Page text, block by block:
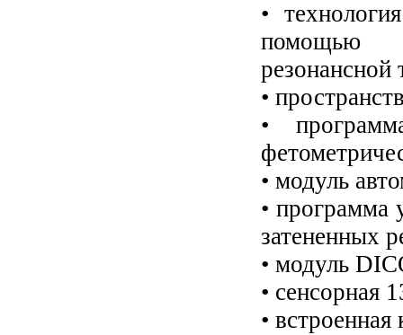
•
помощью
•
•
• модуль
• программа
затененных
• модуль
• сенсорная
•